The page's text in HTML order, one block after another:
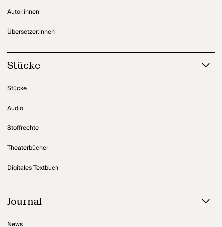
Autor:innen
Übersetzer:innen
Stücke
Stücke
Audio
Stoffrechte
Theaterbücher
Digitales Textbuch
Journal
News